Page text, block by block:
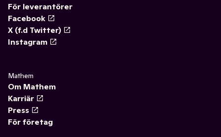
För leverantörer
Facebook
X (f.d Twitter)
Instagram
Mathem
Om Mathem
Karriär
Press
För företag